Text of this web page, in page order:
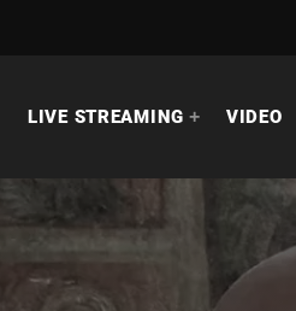
LIVE STREAMING VIDEO